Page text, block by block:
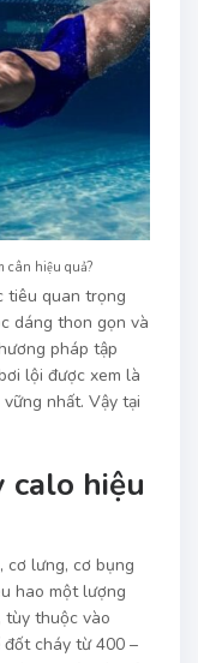
cân hiệu quả?
tiêu quan trọng
dáng thon gọn và
pháp tập
lội được xem là
nhất. Vậy tại
calo hiệu
cơ lưng, cơ bụng
hao một lượng
tùy thuộc vào
đốt cháy từ 400 –